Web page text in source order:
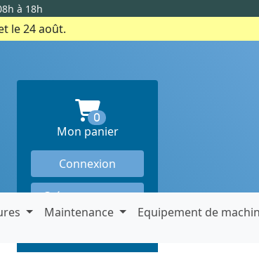
à 18h
le 24 août.
0produits en panier
Mon panier
Connexion
Créer un compte
Maintenance Equipement de